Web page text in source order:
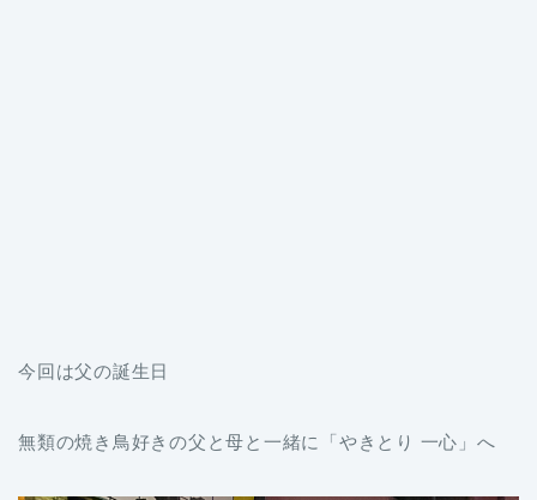
今回は父の誕生日
無類の焼き鳥好きの父と母と一緒に「やきとり 一心」へ